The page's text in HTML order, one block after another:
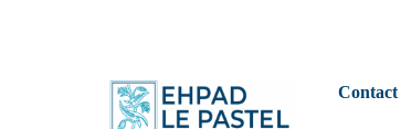
Contact